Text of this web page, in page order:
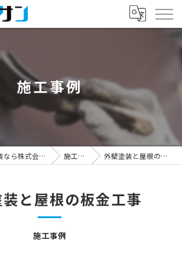
施工事例
岡崎市で外壁塗装なら株式会社エイサン 施工事例 外壁塗装と屋根の板金工事
施工事例
と屋根の板金工事